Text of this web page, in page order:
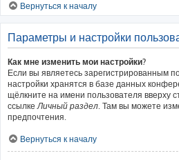
Вернуться к началу
Параметры и настройки
Как мне изменить мои настройки?
Если вы являетесь зарегистрированным
настройки хранятся в базе данных
щёлкните на имени пользователя вверху
ссылкеЛичный раздел. Там вы можете
предпочтения.
Вернуться к началу